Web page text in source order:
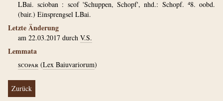
LBai. scioban : scof 'Schuppen, Schopf', nhd.: Schopf. ⁴8. oobd.
(bair.) Einsprengsel LBai.
Letzte Änderung
am 22.03.2017 durch V.S.
Lemmata
scopar (Lex Baiuvariorum)
Zurück